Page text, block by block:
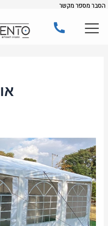
דילוג
לתוכן
הסבר מספר מקשר
אוהלים
להשכרה:
פתרון
מושלם
לאירועים
בטבע